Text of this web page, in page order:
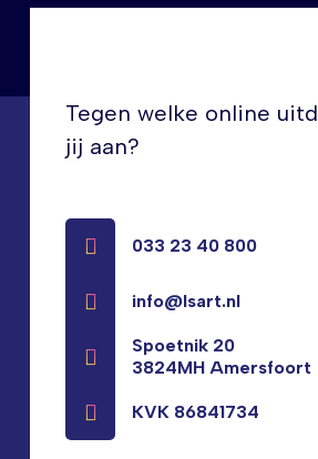
prettig in de omgang
aangenamer maakt om
Kimberley
Tegen welke online
jij aan?
033 23 40 800
info@lsart.nl
Spoetnik 20
3824MH Amersfoort
KVK 86841734